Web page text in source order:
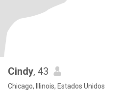
Cindy, 43
Chicago, Illinois, Estados Unidos